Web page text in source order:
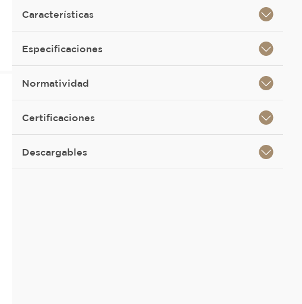
Características
Especificaciones
Normatividad
Certificaciones
Descargables